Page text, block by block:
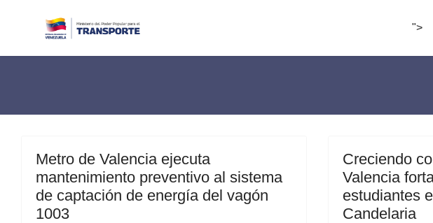
">
Metro de Valencia ejecuta
mantenimiento preventivo al sistema
de captación de energía del vagón
1003
Creciendo
Valencia
estudiantes
Candelaria